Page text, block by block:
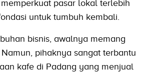
pasar lokal terlebih
untuk tumbuh kembali.
bisnis, awalnya memang
pihaknya sangat terbantu
kafe di Padang yang menjual